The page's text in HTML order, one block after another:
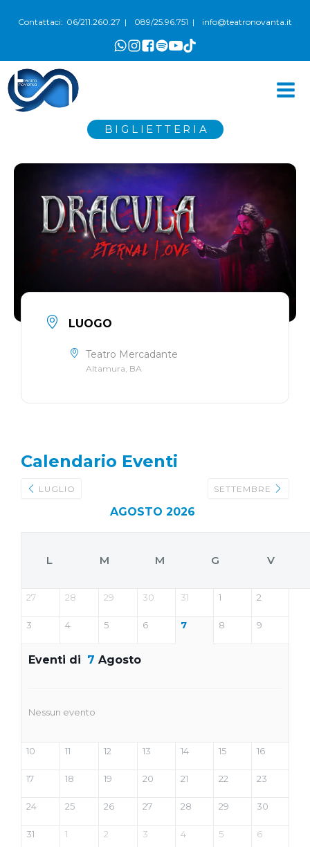
Contattaci: 06/211.260.27 | 089/25.96.751 | info@teatronovanta.it
BIGLIETTERIA
LUOGO
Teatro Mercadante
Altamura, BA
Calendario Eventi
LUGLIO
AGOSTO 2026
SETTEMBRE
L M M G V
27 28 29 30 31 1 2
3 4 5 6 7 8 9
Eventi di 7 Agosto
Nessun evento
10 11 12 13 14 15 16
17 18 19 20 21 22 23
24 25 26 27 28 29 30
31 1 2 3 4 5 6